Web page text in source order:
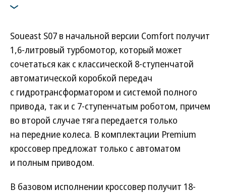
Soueast S07 в начальной версии Comfort получит
1,6-литровый турбомотор, который может
сочетаться как с классической 8-ступенчатой
автоматической коробкой передач
с гидротрансформатором и системой полного
привода, так и с 7-ступенчатым роботом, причем
во второй случае тяга передается только
на передние колеса. В комплектации Premium
кроссовер предложат только с автоматом
и полным приводом.
В базовом исполнении кроссовер получит 18-